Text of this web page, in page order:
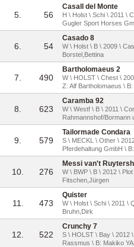
5. 56
Casall del Monte
H \ Holst \ Schi \ 2011 \
Gugler Sport Horses
6. 54
Casado 8
W \ Holst \ B \ 2009 \
Borstel,Bettina
7. 490
Bartholomaeus 2
W \ HOLST \ Chest \
Z: Alf Bartholomaeus \
8. 623
Caramba 92
W \ Westf \ B \ 2011 \
Rahmannshof/Bormann
9. 579
Tailormade Condara
S \ MECKL \ Other \
Pferdehaltung GmbH \
10. 276
Messi van't
W \ BWP \ B \ 2012 \
Fitschen,Jürgen
11. 473
Quister
W \ Holst \ Schi \ 2011 \
Bruhn,Dirk
12. 522
Crunchy 7
S \ HOLST \ Bay \ 2012
Rassmus \ B: Makiko